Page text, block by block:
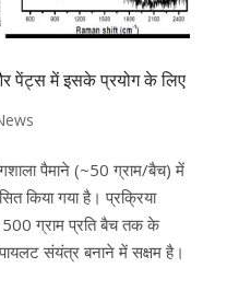
पेंट्स में इसके प्रयोग के लिए
पैमाने (~50 ग्राम/बैच) में
किया गया है। प्रक्रिया
500 ग्राम प्रति बैच तक के
संयंत्र बनाने में सक्षम है।